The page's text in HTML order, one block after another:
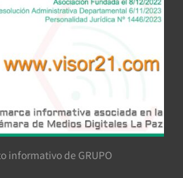
informativo de GRUPO